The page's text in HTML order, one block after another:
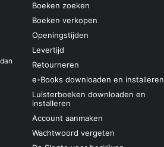
Boeken zoeken
Boeken verkopen
Openingstijden
Levertijd
Retourneren
e-Books downloaden en installeren
Luisterboeken downloaden en
installeren
Account aanmaken
Wachtwoord vergeten